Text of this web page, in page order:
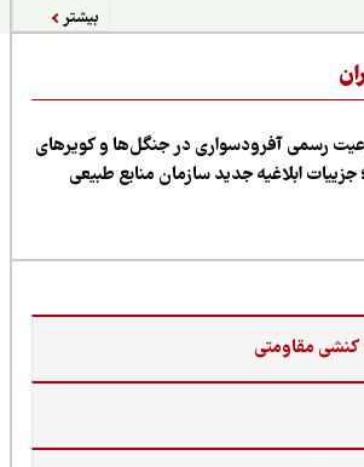
آفرودسواری در جنگل‌ها و کویرهای
ابلاغیه جدید سازمان منابع طبیعی
مقاومتی